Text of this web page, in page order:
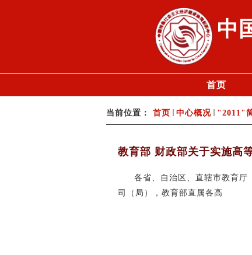
中
首页
当前位置： 首页 中心概况 "2011"
教育部 财政部关于实施高
各省、自治区、直辖市教育厅
司（局），教育部直属各高